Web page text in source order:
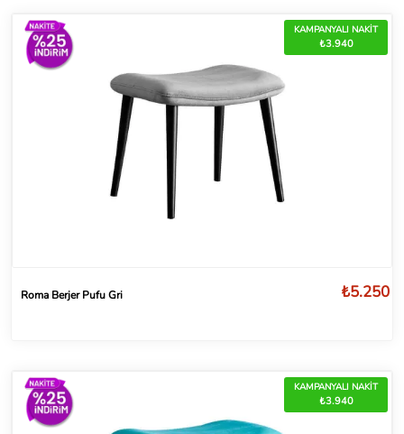
KAMPANYALI NAKİT
₺3.940
Roma Berjer Pufu Gri ₺5.250
KAMPANYALI NAKİT
₺3.940